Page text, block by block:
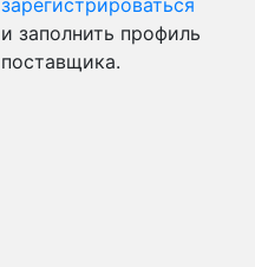
зарегистрироваться
и заполнить профиль
поставщика.